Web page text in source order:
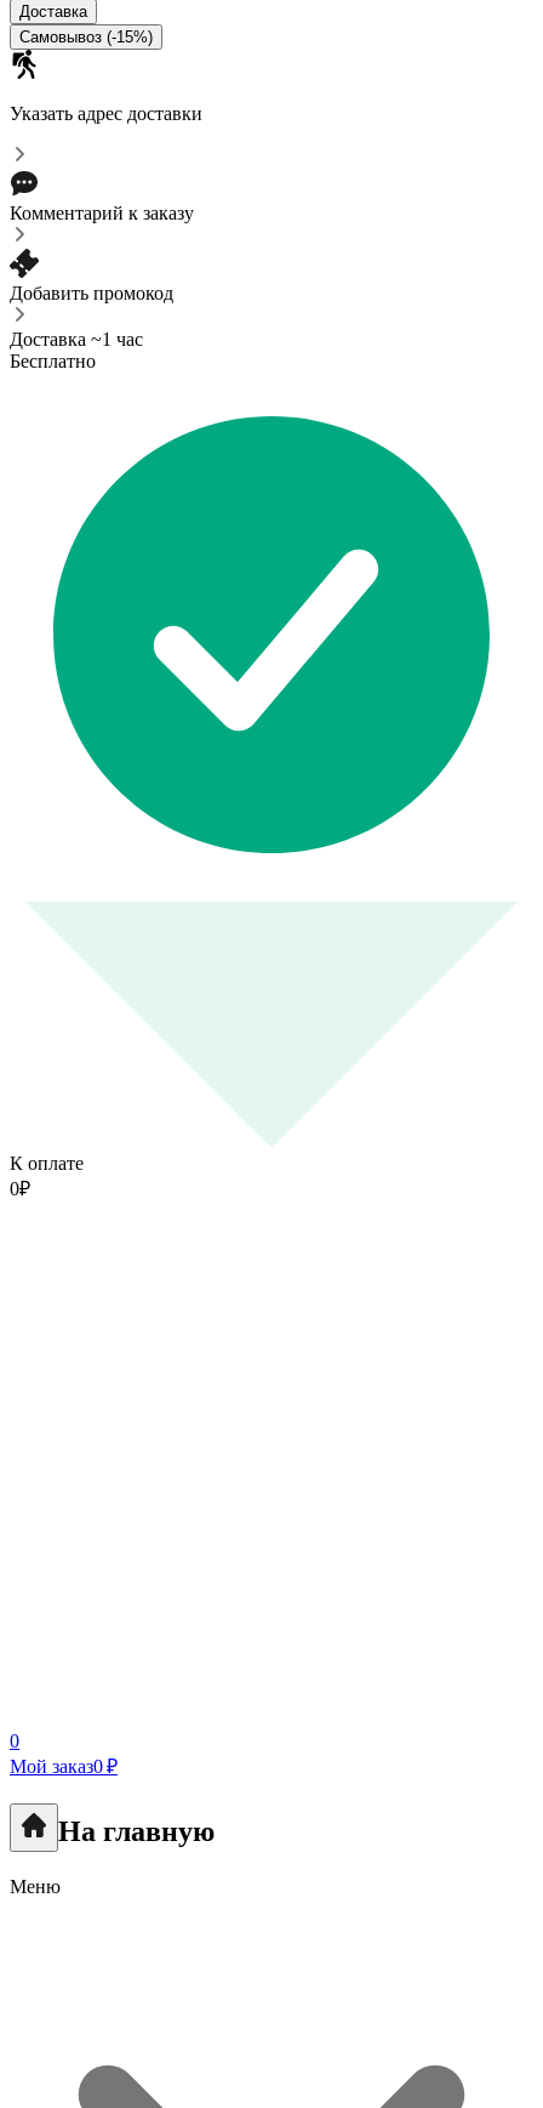
Доставка
Самовывоз (-15%)
Указать адрес доставки
Комментарий к заказу
Добавить промокод
Доставка ~1 час
Бесплатно
К оплате
0₽
0
Мой заказ0 ₽
На главную
Меню